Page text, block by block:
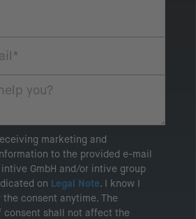
marketing and
to the provided e-mail
GmbH and/or intive group
on Legal Note. I know I
consent anytime. The
consent shall not affect the